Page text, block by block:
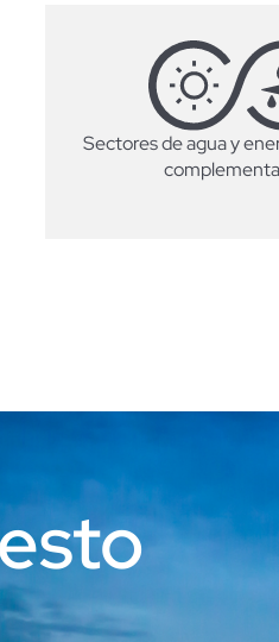
Sectores de agua y